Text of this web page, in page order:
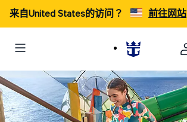
来自United States的访问？ 前往网站